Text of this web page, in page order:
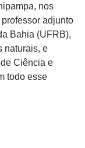
nos
adjunto
Bahia (UFRB),
naturais, e
Ciência e
todo esse